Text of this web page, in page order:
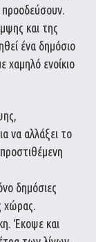
προοδεύσουν.
και της
ένα δημόσιο
χαμηλό ενοίκιο
να αλλάξει το
δημόσιες
χώρας.
Έκοψε και